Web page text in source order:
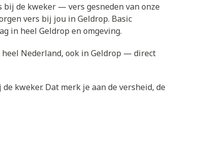
bij de kweker — vers gesneden van onze
vers bij jou in Geldrop. Basic
in heel Geldrop en omgeving.
Nederland, ook in Geldrop — direct
kweker. Dat merk je aan de versheid, de